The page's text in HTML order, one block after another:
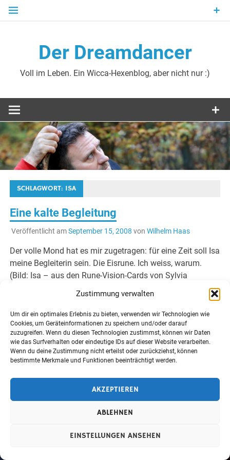
Zustimmung verwalten
Um dir ein optimales Erlebnis zu bieten, verwenden wir Technologien wie
Cookies, um Geräteinformationen zu speichern und/oder darauf
zuzugreifen. Wenn du diesen Technologien zustimmst, können wir Daten
wie das Surfverhalten oder eindeutige IDs auf dieser Website verarbeiten.
Wenn du deine Zustimmung nicht erteilst oder zurückziehst, können
bestimmte Merkmale und Funktionen beeinträchtigt werden.
AKZEPTIEREN
ABLEHNEN
EINSTELLUNGEN ANSEHEN
Zum
Der Dreamdancer
Voll im Leben. Ein Wicca-Hexenblog, aber nicht nur :)
SCHLAGWORT: ISA
Eine kalte Begleitung
Veröffentlicht amSeptember 15, 2008 von Wilhelm Haas
Der volle Mond hat es mir zugetragen: für eine Zeit soll Isa
meine Begleiterin sein. Die Eisrune. Ich weiss, warum.
(Bild: Isa – aus den Rune-Vision-Cards von Sylvia
WEITERLESEN